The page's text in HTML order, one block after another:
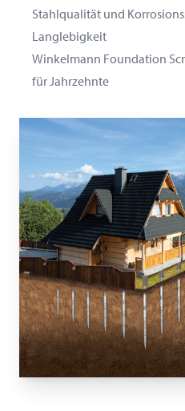
Stahlqualität und
Langlebigkeit
Winkelmann Foundation
für Jahrzehnte